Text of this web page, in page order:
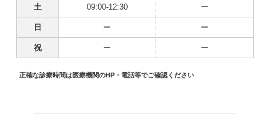
土 09:00-12:30 ー
日 ー ー
祝 ー ー
正確な診療時間は医療機関のHP・電話等でご確認ください